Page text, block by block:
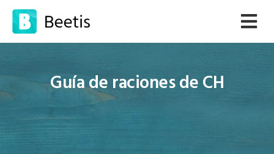
Guía de raciones de CH